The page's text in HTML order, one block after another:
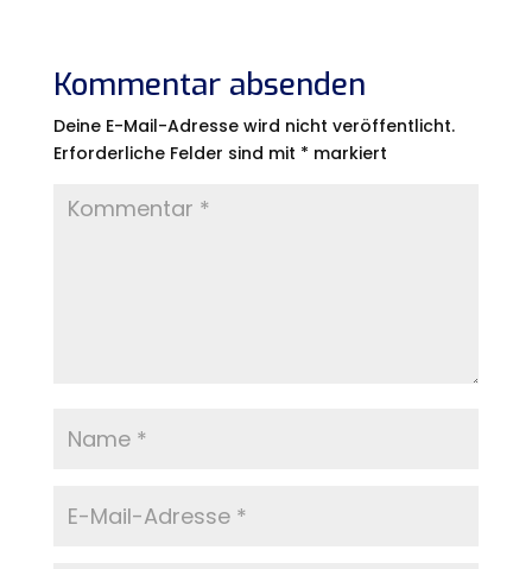
Kommentar absenden
Deine E-Mail-Adresse wird nicht veröffentlicht.
Erforderliche Felder sind mit * markiert